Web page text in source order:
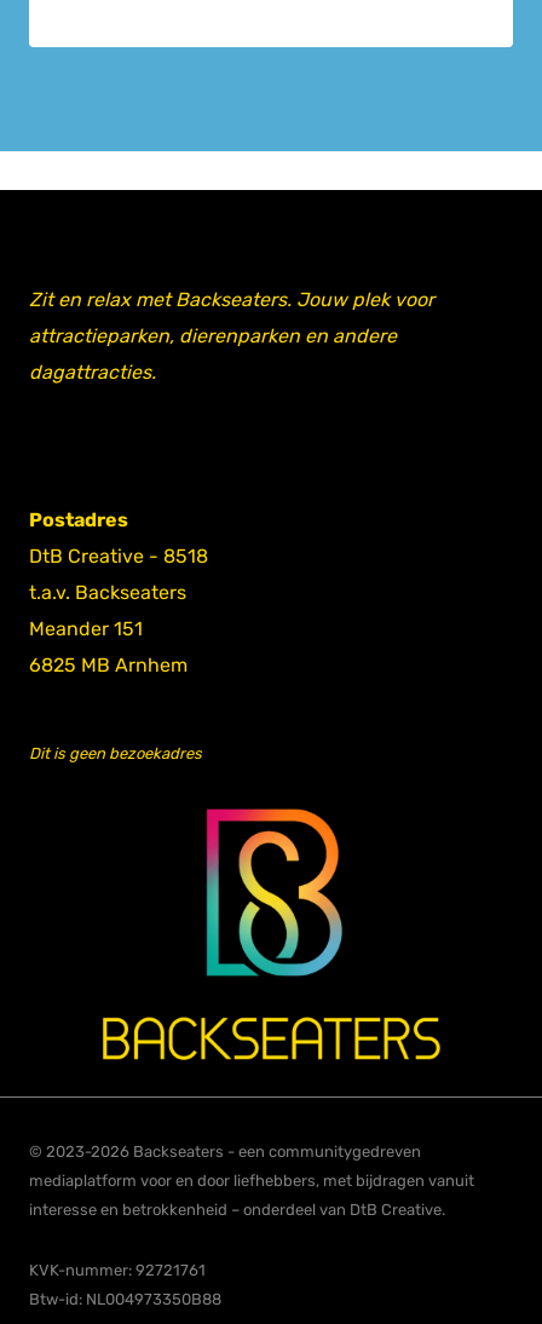
Zit en relax met Backseaters. Jouw plek voor
attractieparken, dierenparken en andere
dagattracties.
Postadres
DtB Creative - 8518
t.a.v. Backseaters
Meander 151
6825 MB Arnhem
Dit is geen bezoekadres
© 2023-2026 Backseaters - een communitygedreven
mediaplatform voor en door liefhebbers, met bijdragen vanuit
interesse en betrokkenheid – onderdeel van DtB Creative.
KVK-nummer: 92721761
Btw-id: NL004973350B88